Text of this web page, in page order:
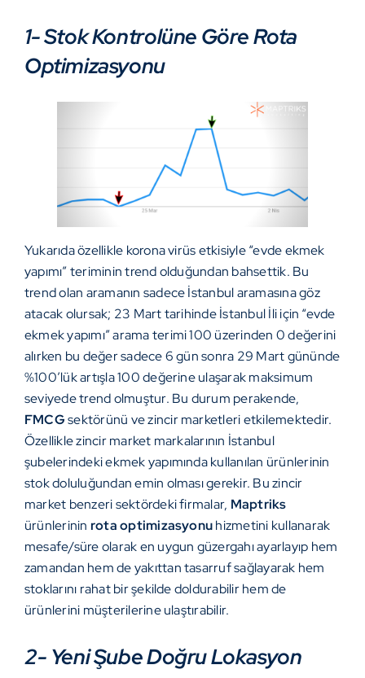
1- Stok Kontrolüne Göre Rota
Optimizasyonu
Yukarıda özellikle korona virüs etkisiyle “evde ekmek
yapımı” teriminin trend olduğundan bahsettik. Bu
trend olan aramanın sadece İstanbul aramasına göz
atacak olursak; 23 Mart tarihinde İstanbul İli için “evde
ekmek yapımı” arama terimi 100 üzerinden 0 değerini
alırken bu değer sadece 6 gün sonra 29 Mart gününde
%100’lük artışla 100 değerine ulaşarak maksimum
seviyede trend olmuştur. Bu durum perakende,
FMCGsektörünü ve zincir marketleri etkilemektedir.
Özellikle zincir market markalarının İstanbul
şubelerindeki ekmek yapımında kullanılan ürünlerinin
stok doluluğundan emin olması gerekir. Bu zincir
market benzeri sektördeki firmalar, Maptriks
ürünlerinin rota optimizasyonuhizmetini kullanarak
mesafe/süre olarak en uygun güzergahı ayarlayıp hem
zamandan hem de yakıttan tasarruf sağlayarak hem
stoklarını rahat bir şekilde doldurabilir hem de
ürünlerini müşterilerine ulaştırabilir.
2- Yeni Şube Doğru Lokasyon